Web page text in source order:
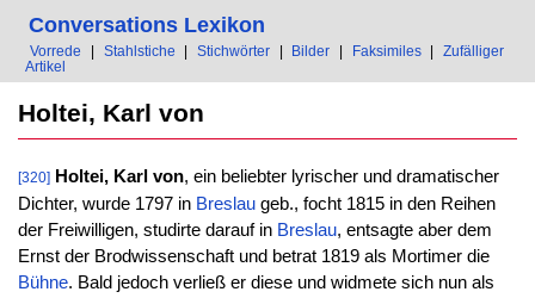
Conversations Lexikon
Vorrede | Stahlstiche | Stichwörter | Bilder | Faksimiles |
Zufälliger
Artikel
Holtei, Karl von
[320] Holtei, Karl von, ein beliebter lyrischer und dramatischer
Dichter, wurde 1797 in Breslaugeb., focht 1815 in den Reihen
der Freiwilligen, studirte darauf in Breslau, entsagte aber dem
Ernst der Brodwissenschaft und betrat 1819 als Mortimer die
Bühne. Bald jedoch verließ er diese und widmete sich nun als